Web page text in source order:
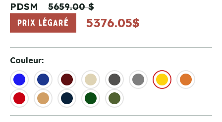
PDSM
5659.00 $
PRIX LÉGARÉ
5376.05$
Couleur: